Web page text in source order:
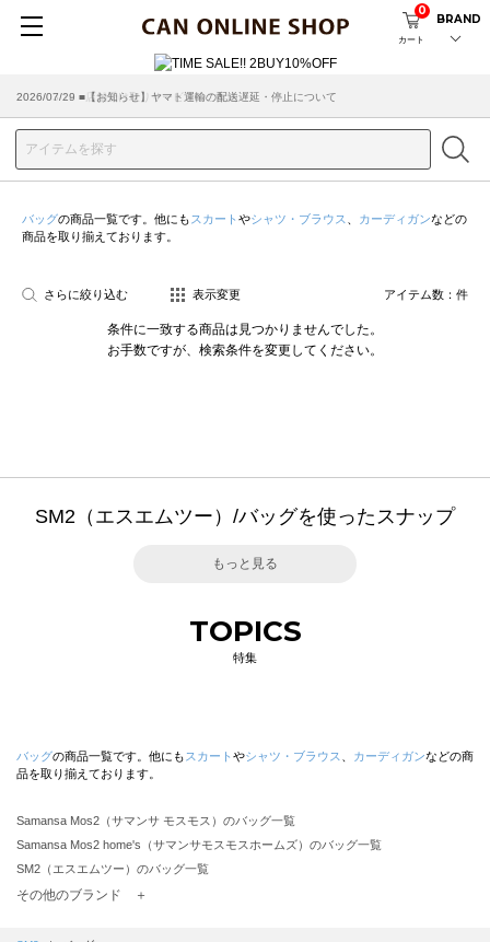
カート
0
BRAND
2026/07/29 ■【お知らせ】ヤマト運輸の配送遅延・停止について
2026/03/18 ■店舗受け取りサービスのご案内
バッグの商品一覧です。他にも スカート やシャツ・ブラウス カーディガンなどの
商品を取り揃えております。
さらに絞り込む 表示変更 アイテム数： 件
条件に一致する商品は見つかりませんでした。
お手数ですが、検索条件を変更してください。
SM2（エスエムツー）/バッグを使ったスナップ
もっと見る
TOPICS
特集
バッグの商品一覧です。他にも スカート やシャツ・ブラウス カーディガンなどの商
品を取り揃えております。
Samansa Mos2（サマンサ モスモス）のバッグ一覧
Samansa Mos2 home's（サマンサモスモスホームズ）のバッグ一覧
SM2（エスエムツー）のバッグ一覧
TSUHARU by Samansa Mos2（ツハルバイサマンサモスモス）のバッグ一覧
その他のブランド ＋